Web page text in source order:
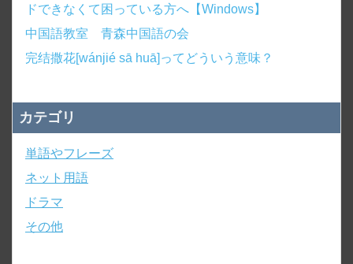
ドできなくて困っている方へ【Windows】
中国語教室 青森中国語の会
完结撒花[wánjié sā huā]ってどういう意味？
カテゴリ
単語やフレーズ
ネット用語
ドラマ
その他